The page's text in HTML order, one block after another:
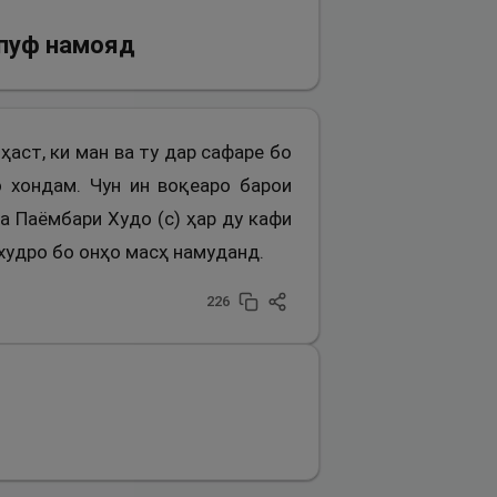
намояд
ки ман ва ту дар сафаре бо
Чун ин воқеаро барои
Паёмбари Худо (с) ҳар ду кафи
бо онҳо масҳ намуданд.
226